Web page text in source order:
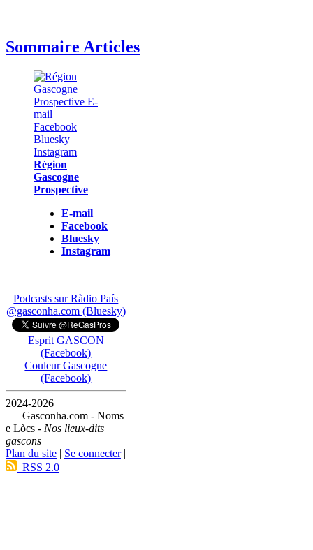
Sommaire Articles
Région
Gascogne
Prospective
E-mail
Facebook
Bluesky
Instagram
Podcasts sur Ràdio País
@gasconha.com (Bluesky)
Esprit GASCON
(Facebook)
Couleur Gascogne
(Facebook)
2024-2026
— Gasconha.com - Noms
e Lòcs - Nos lieux-dits
gascons
Plan du site | Se connecter|
RSS 2.0